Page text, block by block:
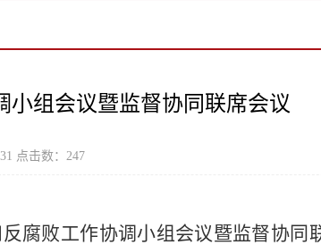
小组会议暨监督协同联席会议
点击数： 247
腐败工作协调小组会议暨监督协同